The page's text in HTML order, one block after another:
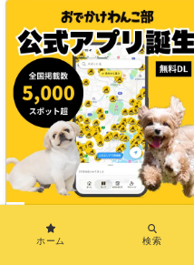
応援サポーター企
ホーム 検索